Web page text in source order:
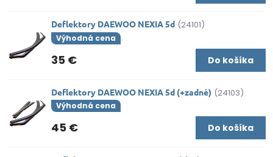
Deflektory DAEWOO NEXIA 5d (24101)
Výhodná cena
35 € Do košíka
Deflektory DAEWOO NEXIA 5d (+zadné) (24103)
Výhodná cena
45 € Do košíka